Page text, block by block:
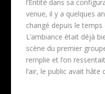
l’Entité dans sa
venue, il y a quelques
changé depuis le
L’ambiance était déjà
scène du premier
remplie et l’on
l’air, le public avait